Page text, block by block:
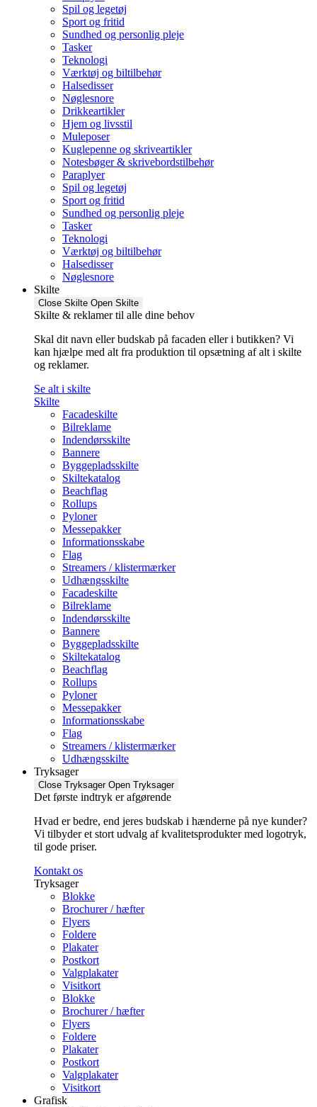
Spil og legetøj
Sport og fritid
Sundhed og personlig pleje
Tasker
Teknologi
Værktøj og biltilbehør
Halsedisser
Nøglesnore
Drikkeartikler
Hjem og livsstil
Muleposer
Kuglepenne og skriveartikler
Notesbøger & skrivebordstilbehør
Paraplyer
Spil og legetøj
Sport og fritid
Sundhed og personlig pleje
Tasker
Teknologi
Værktøj og biltilbehør
Halsedisser
Nøglesnore
Skilte
Close Skilte Open Skilte
Skilte & reklamer til alle dine behov
Skal dit navn eller budskab på facaden eller i butikken? Vi
kan hjælpe med alt fra produktion til opsætning af alt i skilte
og reklamer.
Se alt i skilte
Skilte
Facadeskilte
Bilreklame
Indendørsskilte
Bannere
Byggepladsskilte
Skiltekatalog
Beachflag
Rollups
Pyloner
Messepakker
Informationsskabe
Flag
Streamers / klistermærker
Udhængsskilte
Facadeskilte
Bilreklame
Indendørsskilte
Bannere
Byggepladsskilte
Skiltekatalog
Beachflag
Rollups
Pyloner
Messepakker
Informationsskabe
Flag
Streamers / klistermærker
Udhængsskilte
Tryksager
Close Tryksager Open Tryksager
Det første indtryk er afgørende
Hvad er bedre, end jeres budskab i hænderne på nye kunder?
Vi tilbyder et stort udvalg af kvalitetsprodukter med logotryk,
til gode priser.
Kontakt os
Tryksager
Blokke
Brochurer / hæfter
Flyers
Foldere
Plakater
Postkort
Valgplakater
Visitkort
Blokke
Brochurer / hæfter
Flyers
Foldere
Plakater
Postkort
Valgplakater
Visitkort
Grafisk